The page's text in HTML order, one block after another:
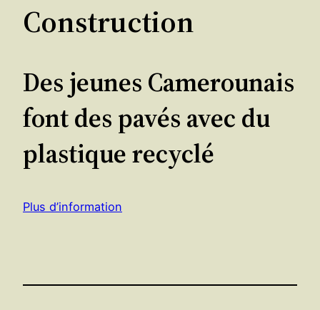
Construction
Des jeunes Camerounais
font des pavés avec du
plastique recyclé
Plus d’information